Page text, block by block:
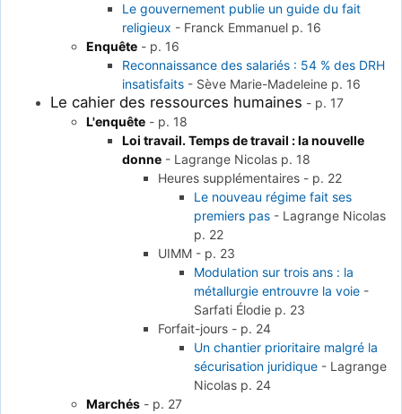
Le gouvernement publie un guide du fait
religieux - Franck Emmanuel p. 16
Enquête - p. 16
Reconnaissance des salariés : 54 % des DRH
insatisfaits - Sève Marie-Madeleine p. 16
Le cahier des ressources humaines - p. 17
L'enquête - p. 18
Loi travail. Temps de travail : la nouvelle
donne - Lagrange Nicolas p. 18
Heures supplémentaires - p. 22
Le nouveau régime fait ses
premiers pas - Lagrange Nicolas
p. 22
UIMM - p. 23
Modulation sur trois ans : la
métallurgie entrouvre la voie -
Sarfati Élodie p. 23
Forfait-jours - p. 24
Un chantier prioritaire malgré la
sécurisation juridique - Lagrange
Nicolas p. 24
Marchés - p. 27